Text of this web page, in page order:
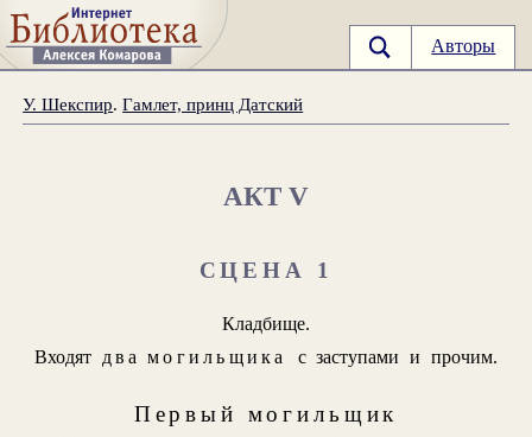
Авторы
У. Шекспир.Гамлет, принц Датский
АКТ V
СЦЕНА 1
Кладбище.
Входят два могильщика с заступами и прочим.
Первый могильщик